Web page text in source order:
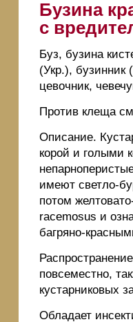
Бузина
с
Буз, бузина
(Укр.), бузинник
цевочник,
Против клеща
Описание.
корой и голыми
имеют светло-
потом
racemosus и
багряно-
повсеместно,
кустарниковых
Обладает